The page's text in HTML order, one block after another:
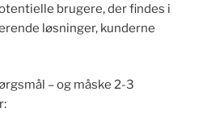
brugere, der findes i
løsninger, kunderne
– og måske 2-3